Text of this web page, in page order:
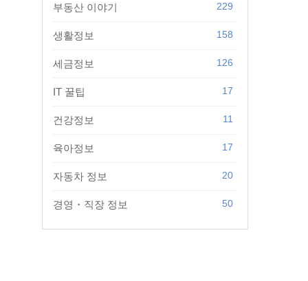
부동산 이야기 229
생활정보 158
세금정보 126
IT 꿀팁 17
건강정보 11
육아정보 17
자동차 정보 20
경영・직장 정보 50